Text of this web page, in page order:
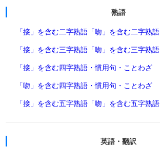
熟語
「接」を含む二字熟語 「吻」を含む二字熟語
「接」を含む三字熟語 「吻」を含む三字熟語
「接」を含む四字熟語・慣用句・ことわざ
「吻」を含む四字熟語・慣用句・ことわざ
「接」を含む五字熟語 「吻」を含む五字熟語
英語・翻訳